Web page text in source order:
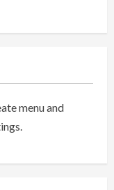
menu and